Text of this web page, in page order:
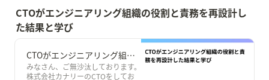
CTOがエンジニアリング組織の役割と責務を再設計し
た結果と学び
CTOがエンジニアリング組織の役割と責務を再設計した結果と学び
みなさん、ご無沙汰しております。
株式会社カナリーのCTOをしてお